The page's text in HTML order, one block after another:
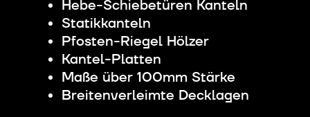
Hebe-Schiebetüren Kanteln
Statikkanteln
Pfosten-Riegel Hölzer
Kantel-Platten
Maße über 100mm Stärke
Breitenverleimte Decklagen